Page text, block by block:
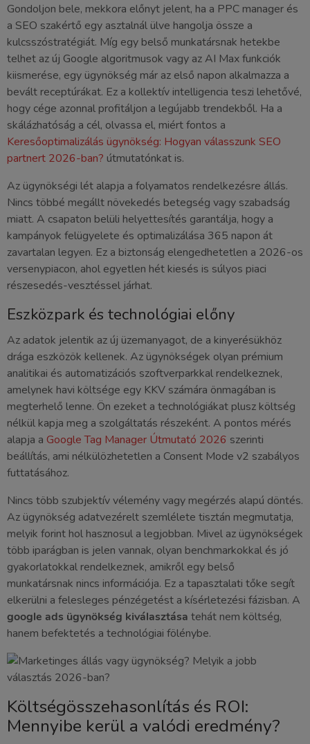
Gondoljon bele, mekkora előnyt jelent, ha a PPC manager és
a SEO szakértő egy asztalnál ülve hangolja össze a
kulcsszóstratégiát. Míg egy belső munkatársnak hetekbe
telhet az új Google algoritmusok vagy az AI Max funkciók
kiismerése, egy ügynökség már az első napon alkalmazza a
bevált receptúrákat. Ez a kollektív intelligencia teszi lehetővé,
hogy cége azonnal profitáljon a legújabb trendekből. Ha a
skálázhatóság a cél, olvassa el, miért fontos a
Keresőoptimalizálás ügynökség: Hogyan válasszunk SEO
partnert 2026-ban? útmutatónkat is.
Az ügynökségi lét alapja a folyamatos rendelkezésre állás.
Nincs többé megállt növekedés betegség vagy szabadság
miatt. A csapaton belüli helyettesítés garantálja, hogy a
kampányok felügyelete és optimalizálása 365 napon át
zavartalan legyen. Ez a biztonság elengedhetetlen a 2026-os
versenypiacon, ahol egyetlen hét kiesés is súlyos piaci
részesedés-vesztéssel járhat.
Eszközpark és technológiai előny
Az adatok jelentik az új üzemanyagot, de a kinyerésükhöz
drága eszközök kellenek. Az ügynökségek olyan prémium
analitikai és automatizációs szoftverparkkal rendelkeznek,
amelynek havi költsége egy KKV számára önmagában is
megterhelő lenne. Ön ezeket a technológiákat plusz költség
nélkül kapja meg a szolgáltatás részeként. A pontos mérés
alapja a Google Tag Manager Útmutató 2026 szerinti
beállítás, ami nélkülözhetetlen a Consent Mode v2 szabályos
futtatásához.
Nincs több szubjektív vélemény vagy megérzés alapú döntés.
Az ügynökség adatvezérelt szemlélete tisztán megmutatja,
melyik forint hol hasznosul a legjobban. Mivel az ügynökségek
több iparágban is jelen vannak, olyan benchmarkokkal és jó
gyakorlatokkal rendelkeznek, amikről egy belső
munkatársnak nincs információja. Ez a tapasztalati tőke segít
elkerülni a felesleges pénzégetést a kísérletezési fázisban. A
google ads ügynökség kiválasztása tehát nem költség,
hanem befektetés a technológiai fölénybe.
Költségösszehasonlítás és ROI:
Mennyibe kerül a valódi eredmény?